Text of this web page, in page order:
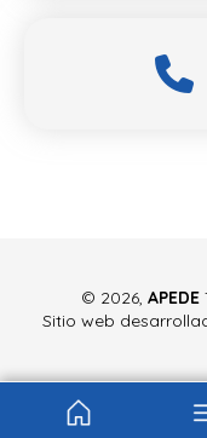
© 2026, APEDE
Sitio web